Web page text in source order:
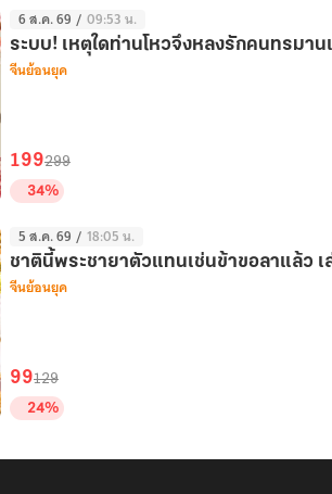
6 ส.ค. 69 / 09:53 น.
ระบบ! เหตุใดท่านโหวจึงหลงรักคนทรมาน
จีนย้อนยุค
199299
34%
5 ส.ค. 69 / 18:05 น.
ชาตินี้พระชายาตัวแทนเช่นข้าขอลาแล้ว
จีนย้อนยุค
99129
24%